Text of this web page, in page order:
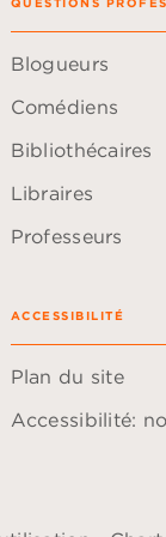
Blogueurs
Comédiens
Bibliothécaires
Libraires
Professeurs
ACCESSIBILITÉ
Plan du site
Accessibilité: